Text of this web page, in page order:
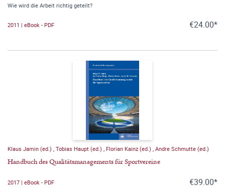
Wie wird die Arbeit richtig geteilt?
2011 | eBook - PDF €24.00*
Klaus Jamin (ed.) , Tobias Haupt (ed.) , Florian Kainz (ed.) , Andre Schmutte (ed.)
Handbuch des Qualitätsmanagements für Sportvereine
2017 | eBook - PDF €39.00*